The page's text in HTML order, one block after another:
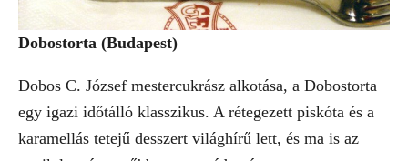
Dobostorta (Budapest)
Dobos C. József mestercukrász alkotása, a Dobostorta
egy igazi időtálló klasszikus. A rétegezett piskóta és a
karamellás tetejű desszert világhírű lett, és ma is az